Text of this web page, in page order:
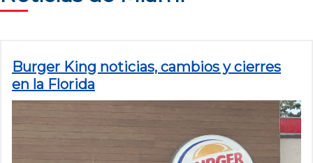
Burger King noticias, cambios y cierres
en la Florida